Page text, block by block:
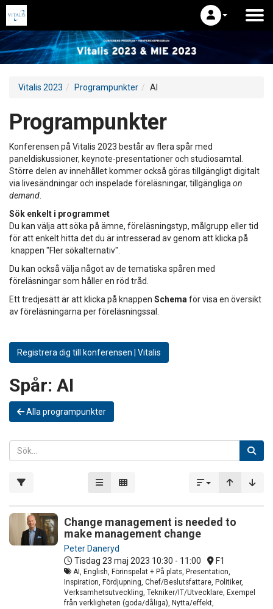
Vitalis 2023 Programpunkter AI
Programpunkter
Konferensen på Vitalis 2023 består av flera spår med
paneldiskussioner, keynote-presentationer och studiosamtal.
Större delen av innehållet kommer också göras tillgängligt digitalt
via livesändningar och inspelade föreläsningar, tillgängliga on
demand
Sök enkelt i programmet
Du kan välja att söka på ämne, föreläsningstyp, målgrupp eller tid
för att enkelt hitta det du är intresserad av genom att klicka på
knappen "Fler sökalternativ".
Du kan också välja något av de tematiska spåren med
föreläsningar som håller en röd tråd.
Ett tredjesätt är att klicka på knappen Schema för visa en översikt
av föreläsningarna per föreläsningssal.
Registrera dig till konferensen | Vitalis
Spår: AI
Alla programpunkter
Change management is needed to
make management change
Peter Daneryd
Tisdag 23 maj 2023 10:30 - 11:00 F1
AI, English, Förinspelat + På plats, Presentation,
Inspiration, Fördjupning, Chef/Beslutsfattare, Politiker,
Verksamhetsutveckling, Tekniker/IT/Utvecklare, Exempel
från verkligheten (goda/dåliga), Nytta/effekt,